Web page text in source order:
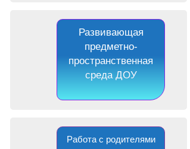
Развивающая
предметно-
пространственная
среда ДОУ
Работа с родителями